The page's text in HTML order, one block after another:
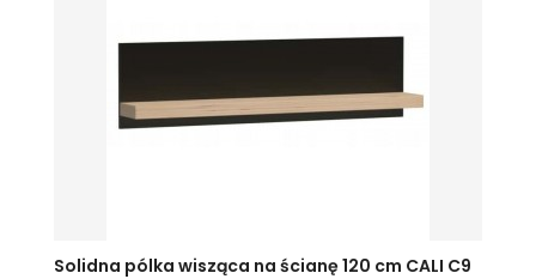
Solidna pólka wisząca na ścianę 120 cm CALI C9